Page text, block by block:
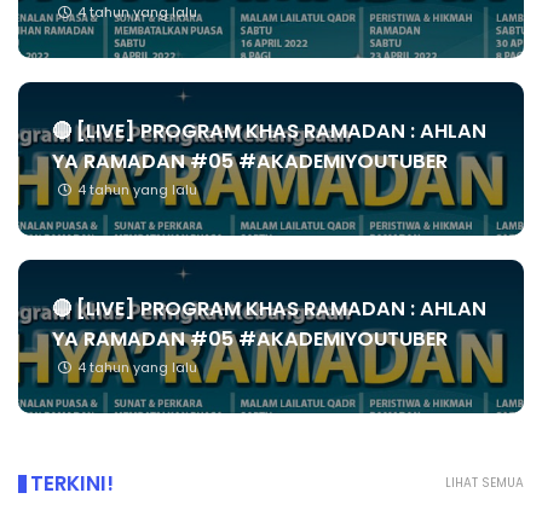
4 tahun yang lalu
🔴 [LIVE] PROGRAM KHAS RAMADAN : AHLAN
YA RAMADAN #05 #AKADEMIYOUTUBER
4 tahun yang lalu
🔴 [LIVE] PROGRAM KHAS RAMADAN : AHLAN
YA RAMADAN #05 #AKADEMIYOUTUBER
4 tahun yang lalu
LIHAT SEMUA
TERKINI!